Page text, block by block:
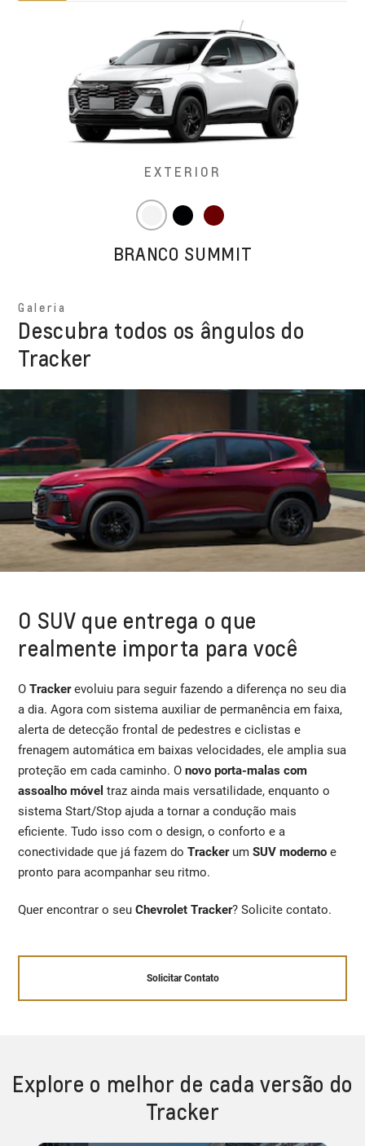
EXTERIOR
BRANCO SUMMIT
Galeria
Descubra todos os ângulos do
Tracker
O SUV que entrega o que
realmente importa para você
OTrackerevoluiu para seguir fazendo a diferença no seu dia
a dia. Agora com sistema auxiliar de permanência em faixa,
alerta de detecção frontal de pedestres e ciclistas e
frenagem automática em baixas velocidades, ele amplia sua
proteção em cada caminho. Onovo porta-malas com
assoalho móvel traz ainda mais versatilidade, enquanto o
sistema Start/Stop ajuda a tornar a condução mais
eficiente. Tudo isso com o design, o conforto e a
conectividade que já fazem doTracker umSUV moderno e
pronto para acompanhar seu ritmo.
Quer encontrar o seu Chevrolet Tracker? Solicite contato.
Solicitar Contato
Explore o melhor de cada versão do
Tracker